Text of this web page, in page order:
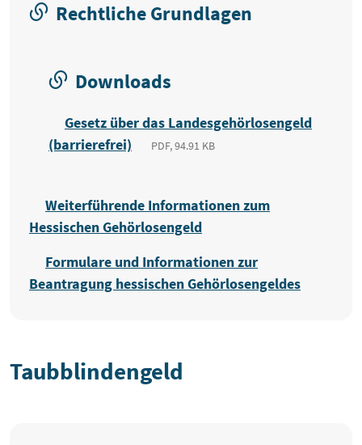
Rechtliche Grundlagen
Downloads
Gesetz über das Landesgehörlosengeld
(barrierefrei)
PDF, 94.91 KB
Weiterführende Informationen zum
Hessischen Gehörlosengeld
Formulare und Informationen zur
Beantragung hessischen Gehörlosengeldes
Taubblindengeld